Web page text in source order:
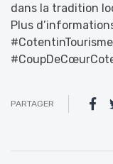
dans la tradition
Plus
PARTAGER